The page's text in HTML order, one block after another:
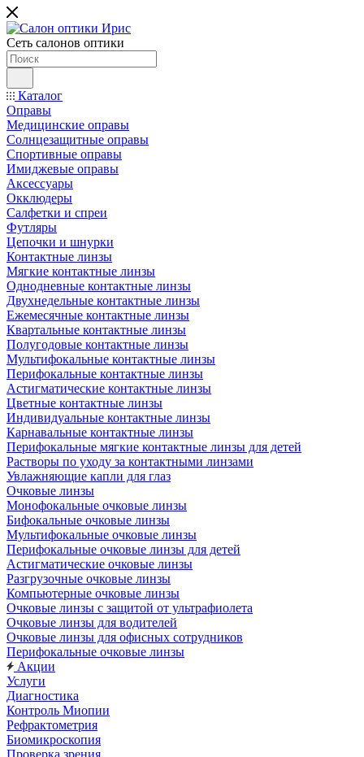
Сеть салонов оптики
Каталог
Оправы
Медицинские оправы
Солнцезащитные оправы
Спортивные оправы
Имиджевые оправы
Аксессуары
Окклюдеры
Салфетки и спреи
Футляры
Цепочки и шнурки
Контактные линзы
Мягкие контактные линзы
Однодневные контактные линзы
Двухнедельные контактные линзы
Ежемесячные контактные линзы
Квартальные контактные линзы
Полугодовые контактные линзы
Мультифокальные контактные линзы
Перифокальные контактные линзы
Астигматические контактные линзы
Цветные контактные линзы
Индивидуальные контактные линзы
Карнавальные контактные линзы
Перифокальные мягкие контактные линзы для детей
Растворы по уходу за контактными линзами
Увлажняющие капли для глаз
Очковые линзы
Монофокальные очковые линзы
Бифокальные очковые линзы
Мультифокальные очковые линзы
Перифокальные очковые линзы для детей
Астигматические очковые линзы
Разгрузочные очковые линзы
Компьютерные очковые линзы
Очковые линзы с защитой от ультрафиолета
Очковые линзы для водителей
Очковые линзы для офисных сотрудников
Перифокальные очковые линзы
Акции
Услуги
Диагностика
Контроль Миопии
Рефрактометрия
Биомикроскопия
Проверка зрения